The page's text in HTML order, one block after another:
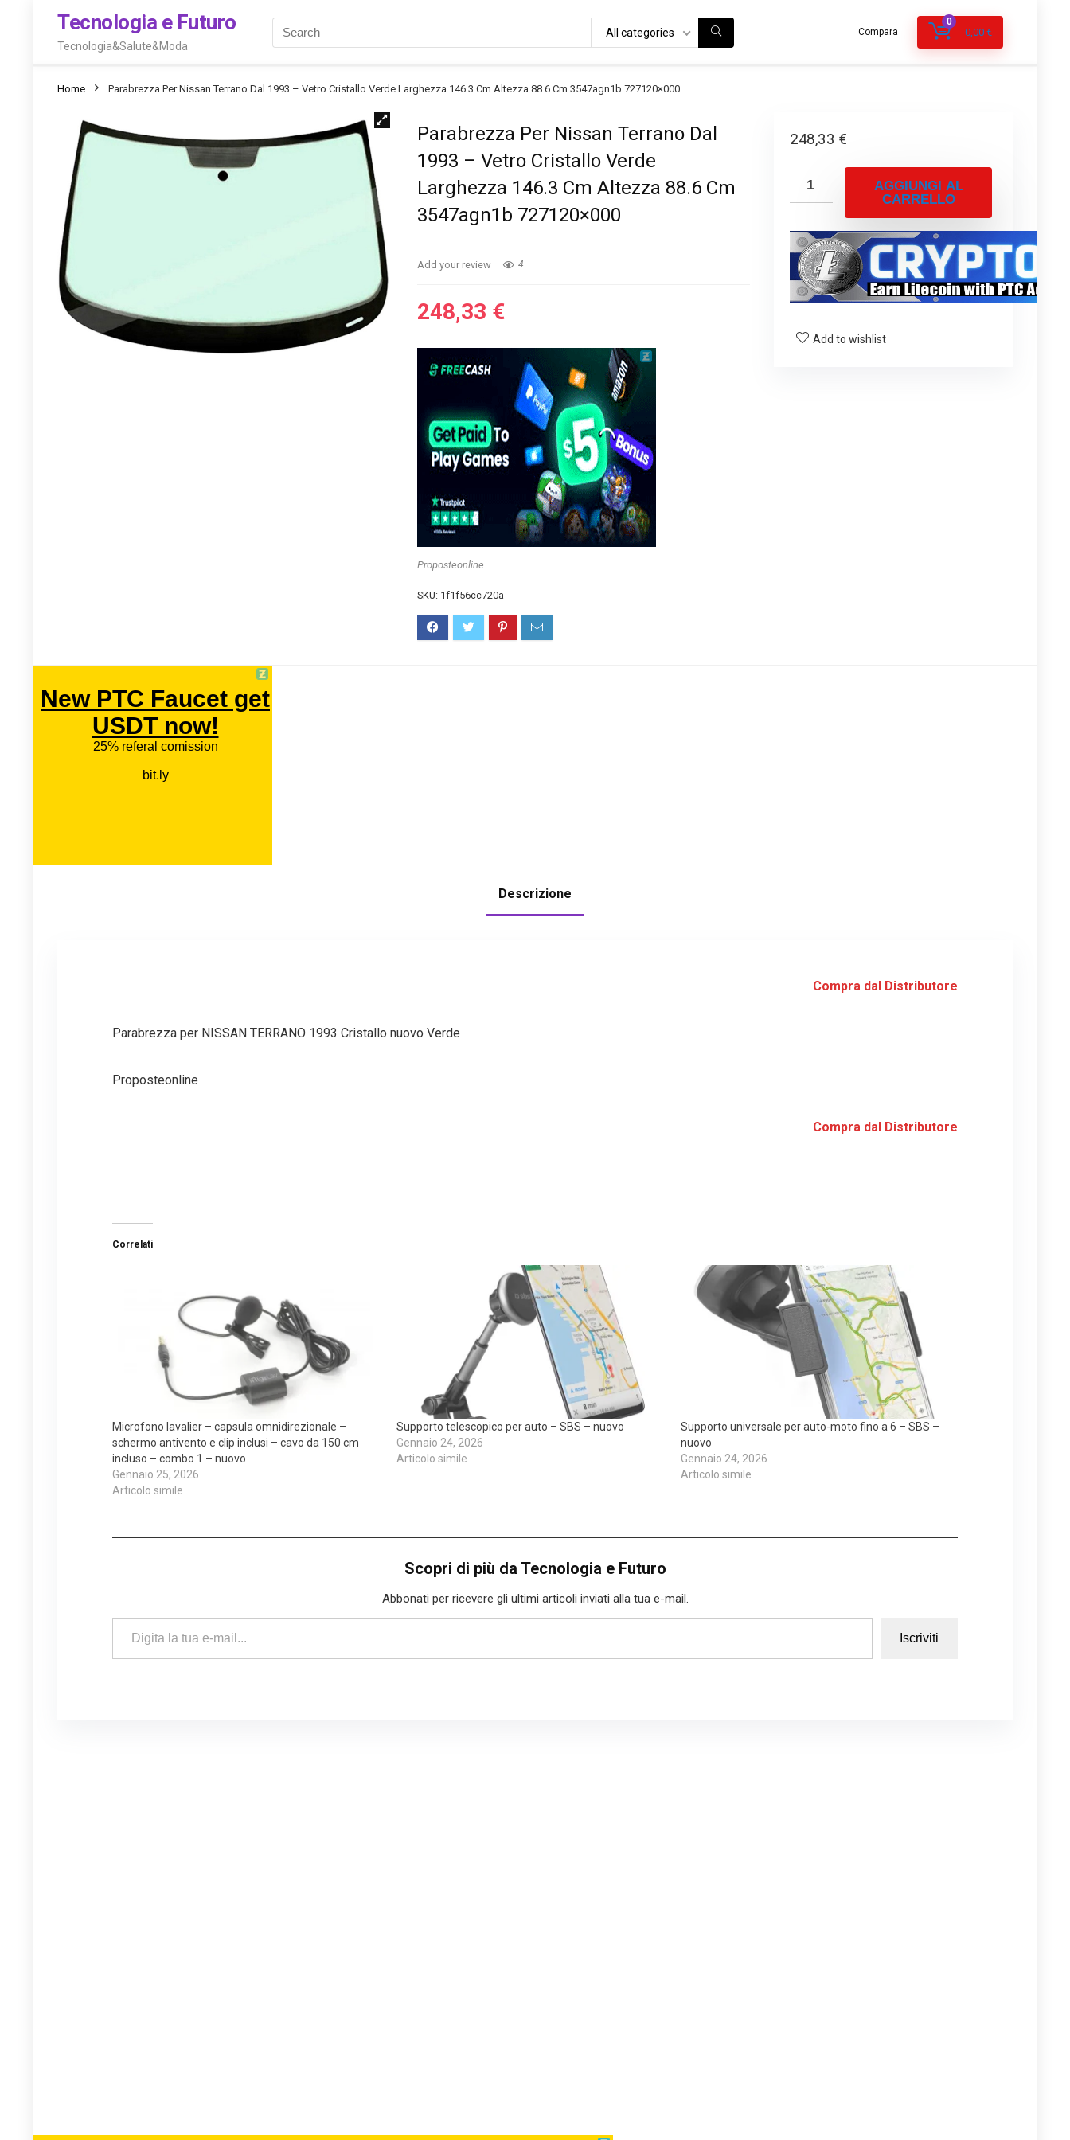
Tecnologia e Futuro
Tecnologia&Salute&Moda
All categories Compara
0
0,00 €
Home Parabrezza Per Nissan Terrano Dal 1993 – Vetro Cristallo Verde Larghezza 146.3 Cm Altezza 88.6 Cm 3547agn1b 727120×000
Parabrezza Per Nissan Terrano Dal
1993 – Vetro Cristallo Verde
Larghezza 146.3 Cm Altezza 88.6 Cm
3547agn1b 727120×000
Add your review 4
248,33 €
Proposteonline
SKU: 1f1f56cc720a
248,33 €
AGGIUNGI AL
CARRELLO
Add to wishlist
Descrizione
Compra dal Distributore
Parabrezza per NISSAN TERRANO 1993 Cristallo nuovo Verde
Proposteonline
Compra dal Distributore
Correlati
Microfono lavalier – capsula omnidirezionale –
schermo antivento e clip inclusi – cavo da 150 cm
incluso – combo 1 – nuovo
Gennaio 25, 2026
Articolo simile
Supporto telescopico per auto – SBS – nuovo
Gennaio 24, 2026
Articolo simile
Supporto universale per auto-moto fino a 6 – SBS –
nuovo
Gennaio 24, 2026
Articolo simile
Scopri di più da Tecnologia e Futuro
Abbonati per ricevere gli ultimi articoli inviati alla tua e-mail.
Digita la tua e-mail...
Iscriviti